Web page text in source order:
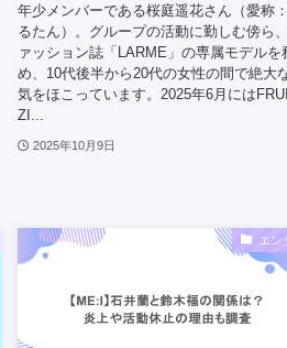
年少メンバーである桜庭遥花さん（愛称
るたん）。グループの活動に勤しむ傍ら
ァッション誌「LARME」の専属モデルを
め、10代後半から20代の女性の間で絶大
気をほこっています。2025年6月には
ZI...
2025年10月9日
エン